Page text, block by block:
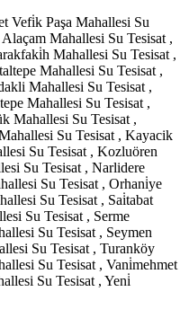
Vefi̇k Paşa Mahallesi Su
Mahallesi Su Tesisat ,
Mahallesi Su Tesisat ,
Mahallesi Su Tesisat ,
Mahallesi Su Tesisat ,
Mahallesi Su Tesisat ,
Mahallesi Su Tesisat ,
Su Tesisat , Kayacik
Su Tesisat , Kozluören
Su Tesisat , Narlidere
Su Tesisat , Orhani̇ye
Su Tesisat , Sai̇tabat
Su Tesisat , Serme
Su Tesisat , Seymen
Su Tesisat , Turanköy
Su Tesisat , Vani̇mehmet
Su Tesisat , Yeni̇